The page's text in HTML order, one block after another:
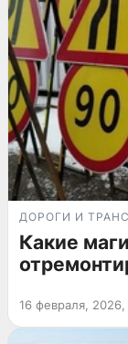
ДОРОГИ И
Какие
16 февраля, 2026,